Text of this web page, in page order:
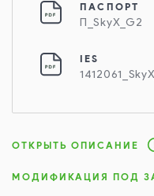
ПАСПОРТ
П_SkyX_G2
IES
ОТКРЫТЬ ОПИСАНИЕ
МОДИФИКАЦИЯ ПОД